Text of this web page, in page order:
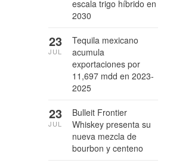
escala trigo híbrido en
2030
Tequila mexicano
acumula
exportaciones por
11,697 mdd en 2023-
2025
23
JUL
Bulleit Frontier
Whiskey presenta su
nueva mezcla de
bourbon y centeno
23
JUL